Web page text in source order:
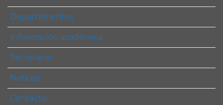
Departamentos
Información académica
Secretaría
Noticias
Contacto